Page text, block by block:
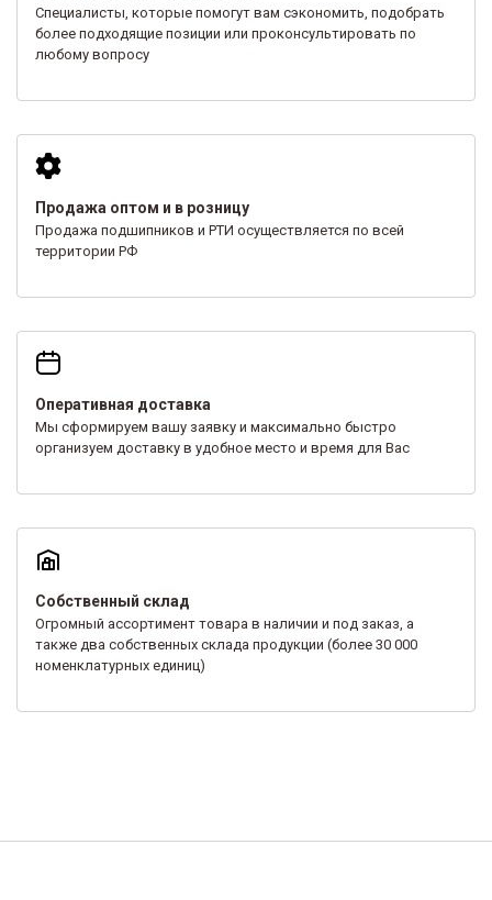
Специалисты, которые помогут вам сэкономить, подобрать
более подходящие позиции или проконсультировать по
любому вопросу
Продажа оптом и в розницу
Продажа подшипников и РТИ осуществляется по всей
территории РФ
Оперативная доставка
Мы сформируем вашу заявку и максимально быстро
организуем доставку в удобное место и время для Вас
Собственный склад
Огромный ассортимент товара в наличии и под заказ, а
также два собственных склада продукции (более 30 000
номенклатурных единиц)